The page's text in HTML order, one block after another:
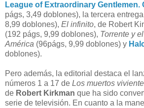
League of Extraordinary Gentlemen.
págs, 3,49 doblones), la tercera
8,99 doblones), El infinito, de Robert
(192 págs, 9,99 doblones), Torrente y
América (96págs, 9,99 doblones) y
doblones).
Pero además, la editorial destaca el
números 1 a 17 de Los muertos
de Robert Kirkman que ha sido
serie de televisión. En cuanto a la